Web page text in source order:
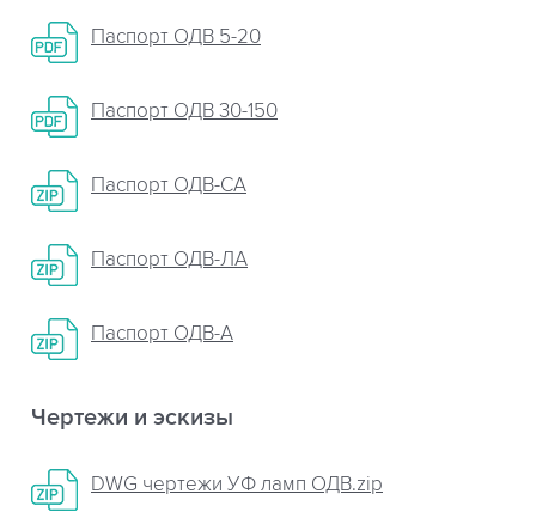
Паспорт ОДВ 5-20
Паспорт ОДВ 30-150
Паспорт ОДВ-СА
Паспорт ОДВ-ЛА
Паспорт ОДВ-А
Чертежи и эскизы
DWG чертежи УФ ламп ОДВ.zip